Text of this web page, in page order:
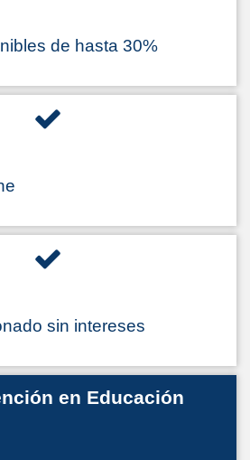
de hasta 30%
sin intereses
en Educación